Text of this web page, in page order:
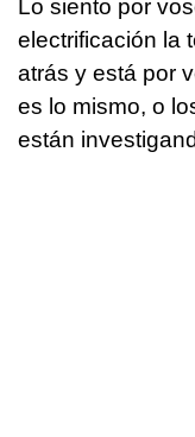
Lo siento por
electrificación la
atrás y está por
es lo mismo, o
están